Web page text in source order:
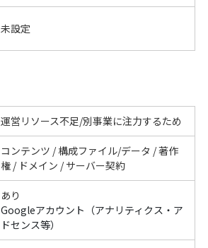
未設定
運営リソース不足/別事業に注力するため
コンテンツ / 構成ファイル/データ / 著作
権 / ドメイン / サーバー契約
あり
Googleアカウント（アナリティクス・ア
ドセンス等）